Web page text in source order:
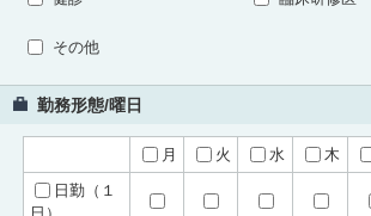
その他
勤務形態/曜日
月 火 水 木
日勤（１